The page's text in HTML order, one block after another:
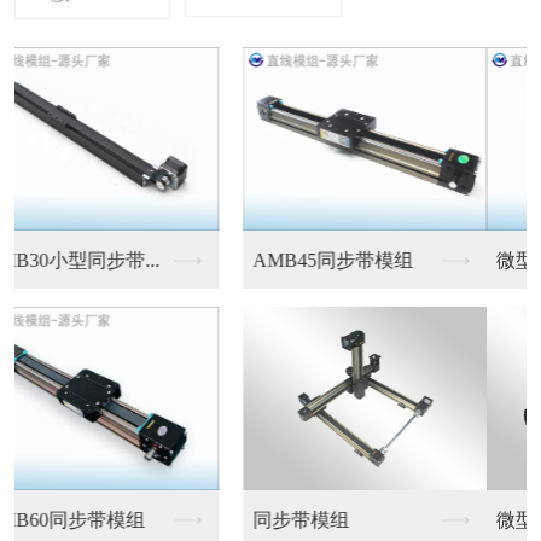
微型伺服电缸 微型伺服电缸
微型伺服电缸 微型伺服电缸